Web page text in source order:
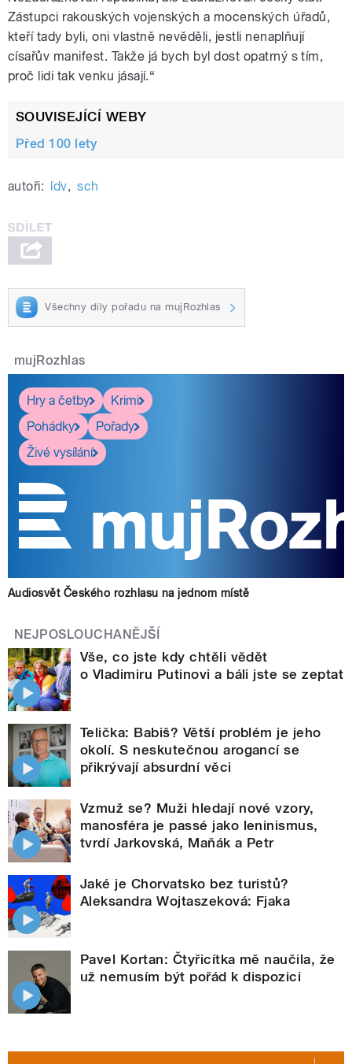
Zástupci rakouských vojenských a mocenských úřadů,
kteří tady byli, oni vlastně nevěděli, jestli nenaplňují
císařův manifest. Takže já bych byl dost opatrný s tím,
proč lidi tak venku jásají.“
SOUVISEJÍCÍ WEBY
Před 100 lety
autoři: ldv, sch
Všechny díly pořadu na mujRozhlas
mujRozhlas
Hry a četby
Krimi
Pohádky
Pořady
Živé vysílání
Audiosvět Českého rozhlasu na jednom místě
NEJPOSLOUCHANĚJŠÍ
Vše, co jste kdy chtěli vědět
o Vladimiru Putinovi a báli jste se zeptat
Telička: Babiš? Větší problém je jeho
okolí. S neskutečnou arogancí se
přikrývají absurdní věci
Vzmuž se? Muži hledají nové vzory,
manosféra je passé jako leninismus,
tvrdí Jarkovská, Maňák a Petr
Jaké je Chorvatsko bez turistů?
Aleksandra Wojtaszeková: Fjaka
Pavel Kortan: Čtyřicítka mě naučila, že
už nemusím být pořád k dispozici